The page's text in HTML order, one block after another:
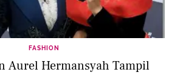
FASHION
Aurel Hermansyah Tampil